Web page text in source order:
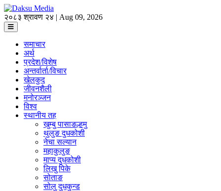
२०८३ श्रावण २४ | Aug 09, 2026
समाचार
अर्थ
प्रदेश/विशेष
अन्तर्वार्ता/विचार
खेलकुद
जीवनशैली
मनोरञ्जन
विश्व
स्थानीय तह
खुम्बु पासाङल्हमु
थुलुङ दुधकोशी
नेचा सल्यान
महाकुलुङ
माप्य दुधकोशी
लिखु पिके
सोताङ
सोलु दुधकुन्ड